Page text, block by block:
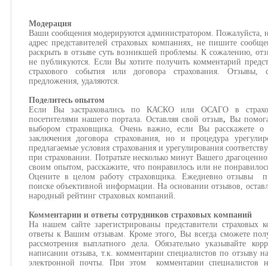
Модерация
Ваши сообщения модерируются администратором. Пожалуйста,
адрес представителей страховых компаниях, не пишите
раскрыть в отзыве суть возникшей проблемы. К сожалению,
не публикуются. Если Вы хотите получить комментарий
страхового события или договора страхования.
предложения, удаляются.
Поделитесь опытом
Если Вы застраховались по КАСКО или ОСАГО в
посетителями нашего портала. Оставляя свой отзыв, Вы
выбором страховщика. Очень важно, если Вы расскажете
заключения договора страхования, но и процедура
предлагаемые условия страхования и урегулирования
при страховании. Потратьте несколько минут Вашего
своим опытом, расскажите, что понравилось или не
Оцените в целом работу страховщика. Ежедневно отзывы
поиске объективной информации. На основании отзывов,
народный рейтинг страховых компаний.
Комментарии и ответы сотрудников страховых компаний
На нашем сайте зарегистрированы представители
ответы к Вашим отзывам. Кроме этого, Вы всегда сможете
рассмотрения выплатного дела. Обязательно указывайте
написании отзыва, т.к. комментарии специалистов по отзыву
электронной почты. При этом комментарии специалистов